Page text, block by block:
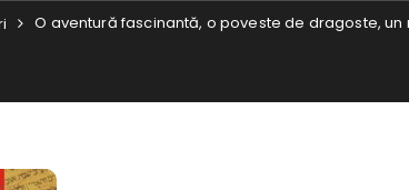
O aventură fascinantă, o poveste de dragoste,